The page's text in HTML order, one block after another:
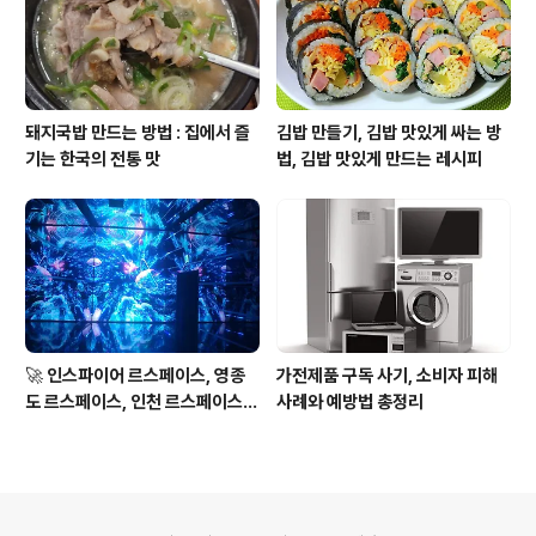
돼지국밥 만드는 방법 : 집에서 즐
기는 한국의 전통 맛
김밥 만들기, 김밥 맛있게 싸는 방
법, 김밥 맛있게 만드는 레시피
🚀 인스파이어 르스페이스, 영종
도 르스페이스, 인천 르스페이스 -
가전제품 구독 사기, 소비자 피해
사례와 예방법 총정리